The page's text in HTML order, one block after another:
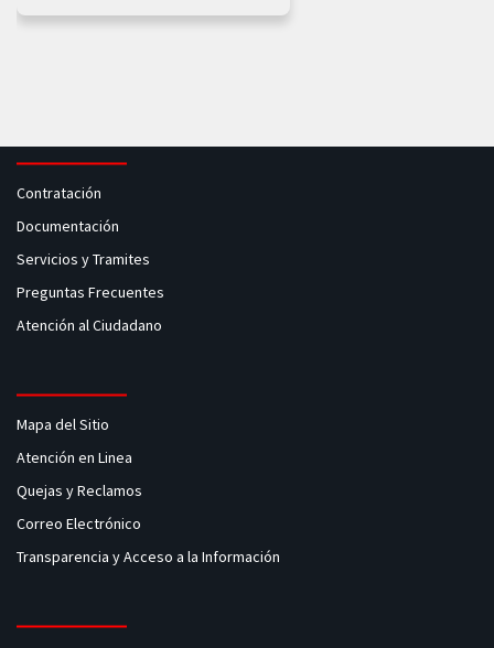
Contratación
Documentación
Servicios y Tramites
Preguntas Frecuentes
Atención al Ciudadano
Mapa del Sitio
Atención en Linea
Quejas y Reclamos
Correo Electrónico
Transparencia y Acceso a la Información